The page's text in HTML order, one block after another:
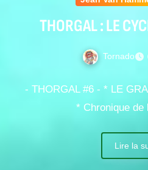
THORGAL : LE
Tornado
- THORGAL #6 - * LE
* Chronique
Lire la